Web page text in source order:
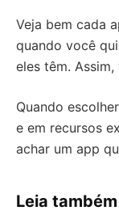
Veja bem cada
quando você
eles têm.
Quando
e em recursos
achar um app
Leia também